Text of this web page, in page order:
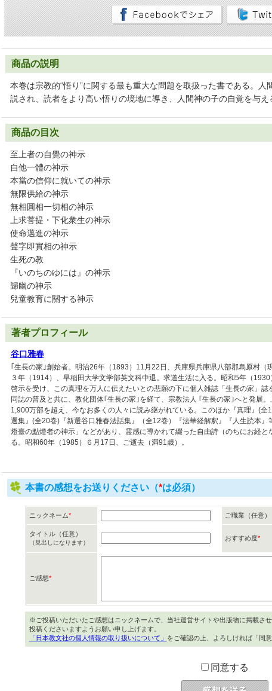
商品の説明
本巻は宗教的“悟り”に関する最も重大な問題を取扱った書である。
説され、読者をより高い悟りの境地に導き、人間神の子の自覚を与え
商品の目次
至上者の自覺の神示
自他一體の神示
本當の信仰に就いての神示
無限供給の神示
無相圓相一切相の神示
上求菩提・下化衆生の神示
使命邁進の神示
聲字即實相の神示
生死の教
『いのちのゆには』の神示
歸幽の神示
兒童教育に關する神示
著者プロフィール
谷口雅春
｢生長の家｣創始者。明治26年（1893）11月22日、兵庫県兵庫県八部郡烏原村（
３年（1914）、早稲田大学文学部英文科中退。求道生活に入る。昭和5年（
啓示を受け、この真理を万人に伝えたいとの悲願の下に個人雑誌「生長の家」誌
同誌の普及と共に、教化団体｢生長の家｣を経て、宗教法人 ｢生長の家｣へと発展
1,900万部を超え、今なお多くの人々に読み継がれている。このほか『真理』(
選集』(全20巻)『新選谷口雅春法話集』（全12巻）『法華経解釈』『人生読本
燈臺の點燈者の神示」などがあり、霊感に導かれて綴った自由詩（のちにお経
る。昭和60年（1985）６月17日、ご逝去（満91歳）。
本書の感想をお送りください（*は必須）
ニックネーム* ご職業（任意）
タイトル（任意）
（見出しになります）
おすすめ度*
ご感想*
※ご投稿いただいたご感想はニックネームで、当社運営サイトや出版物に掲載さ
投稿くださいますようお願い申し上げます。
「日本教文社の個人情報の取り扱いについて」 をご確認の上、よろしければ「同
同意する